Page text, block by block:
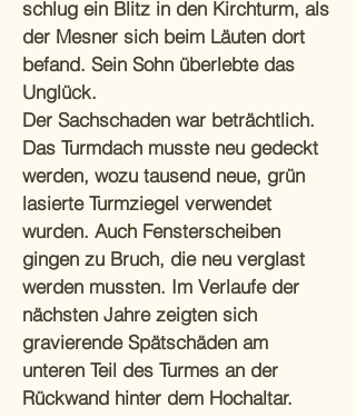
schlug ein Blitz in den Kirchturm, als
der Mesner sich beim Läuten dort
befand. Sein Sohn überlebte das
Unglück.
Der Sachschaden war beträchtlich.
Das Turmdach musste neu gedeckt
werden, wozu tausend neue, grün
lasierte Turmziegel verwendet
wurden. Auch Fensterscheiben
gingen zu Bruch, die neu verglast
werden mussten. Im Verlaufe der
nächsten Jahre zeigten sich
gravierende Spätschäden am
unteren Teil des Turmes an der
Rückwand hinter dem Hochaltar.